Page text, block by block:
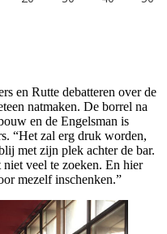
en Rutte debatteren over de
natmaken. De borrel na
en de Engelsman is
“Het zal erg druk worden,
met zijn plek achter de bar.
veel te zoeken. En hier
mezelf inschenken.”